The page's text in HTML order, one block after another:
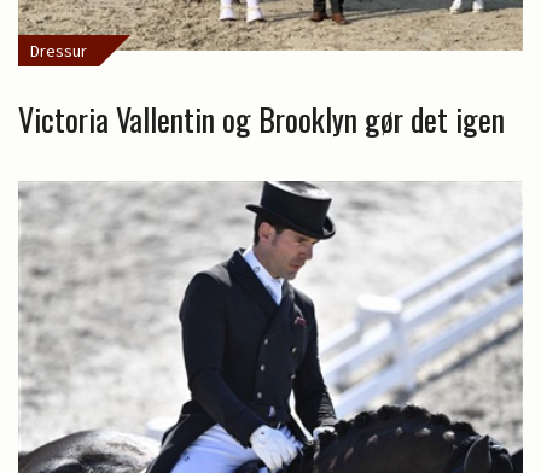
Dressur
Victoria Vallentin og Brooklyn gør det igen